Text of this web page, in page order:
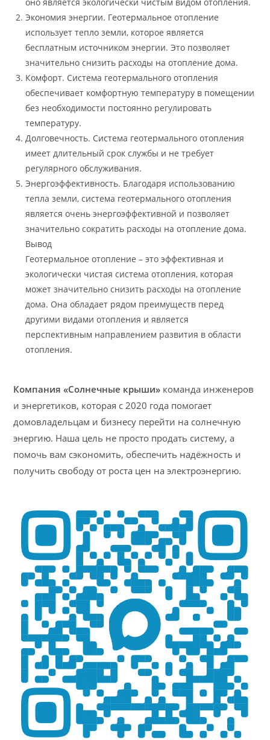
Экономия энергии. Геотермальное отопление
использует тепло земли, которое является
бесплатным источником энергии. Это позволяет
значительно снизить расходы на отопление дома.
Комфорт. Система геотермального отопления
обеспечивает комфортную температуру в помещении
без необходимости постоянно регулировать
температуру.
Долговечность. Система геотермального отопления
имеет длительный срок службы и не требует
регулярного обслуживания.
Энергоэффективность. Благодаря использованию
тепла земли, система геотермального отопления
является очень энергоэффективной и позволяет
значительно сократить расходы на отопление дома.
Вывод
Геотермальное отопление – это эффективная и
экологически чистая система отопления, которая
может значительно снизить расходы на отопление
дома. Она обладает рядом преимуществ перед
другими видами отопления и является
перспективным направлением развития в области
отопления.
Компания «Солнечные крыши» команда инженеров
и энергетиков, которая с 2020 года помогает
домовладельцам и бизнесу перейти на солнечную
энергию. Наша цель не просто продать систему, а
помочь вам сэкономить, обеспечить надёжность и
получить свободу от роста цен на электроэнергию.